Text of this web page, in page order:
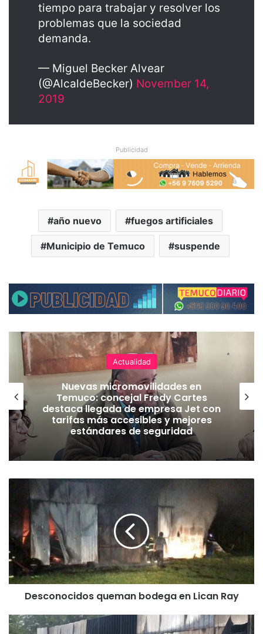
tiempo para trabajar y resolver los
problemas que la sociedad
demanda.
— Miguel Becker Alvear
(@AlcaldeBecker) November 14,
2019
Publicidad
año nuevo fuegos artificiales
Municipio de Temuco suspende
Actualidad
Nuevas micromovilidades en
Temuco: concejal Fredy Cartes
destaca llegada de empresa Jet con
tarifas más accesibles y mejores
estándares de seguridad
o
i
s
Desconocidos queman bodega en Lican Ray
G